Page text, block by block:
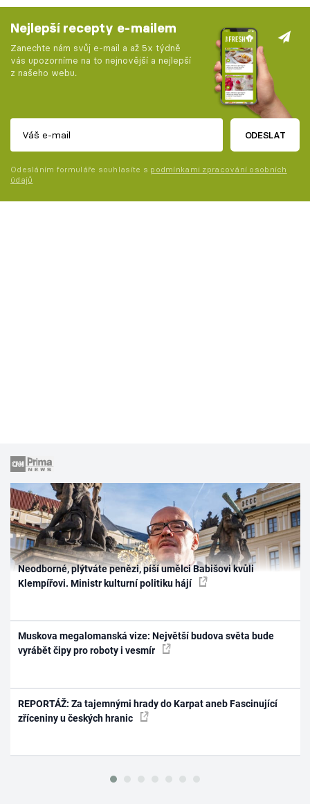
Nejlepší recepty e-mailem
Zanechte nám svůj e-mail a až 5x týdně
vás upozorníme na to nejnovější a nejlepší
z našeho webu.
ODESLAT
Odesláním formuláře souhlasíte s podmínkami zpracování osobních
údajů
Neodborné, plýtváte penězi, píší umělci Babišovi kvůli
Klempířovi. Ministr kulturní politiku hájí
Muskova megalomanská vize: Největší budova světa bude
vyrábět čipy pro roboty i vesmír
REPORTÁŽ: Za tajemnými hrady do Karpat aneb Fascinující
zříceniny u českých hranic